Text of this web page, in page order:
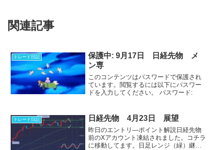
関連記事
トレード日記
保護中: 9月17日 日経先物 メ
ン専
このコンテンツはパスワードで保護され
ています。閲覧するには以下にパスワー
ドを入力してください。 パスワード:
トレード日記 日経先物 4月23日 展望
昨日のエントリ―ポイント解説日経先物
前のXアカウント凍結されました。コチラ
に移動してます。日足レンジ（緑）継続